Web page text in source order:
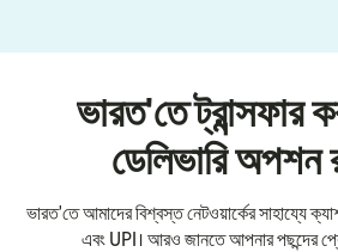
ভারত'তে ট্রান্সফার
ডেলিভারি অপশন
ভারত'তে আমাদের বিশ্বস্ত নেটওয়ার্কের সাহায্যে
এবং UPI। আরও জানতে আপনার পছন্দের